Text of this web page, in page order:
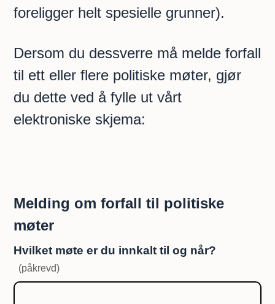
foreligger helt spesielle grunner).
Dersom du dessverre må melde forfall
til ett eller flere politiske møter, gjør
du dette ved å fylle ut vårt
elektroniske skjema:
Melding om forfall til politiske
møter
Hvilket møte er du innkalt til og når?
(påkrevd)